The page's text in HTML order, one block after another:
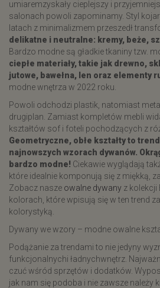
umiaremzyskały cieplejszy i
salonach powoli zapominamy. Styl
latach z minimalizmem przeszedł
delikatne i neutralne: kremy, beże,
Bardzo modne są gładkie tkaniny tzw.
ciepłe materiały, takie jak drewno,
jutowe, bawełna, len oraz elementy
modne wnętrza w 2022 roku.
Powoli odchodzi plastik, natomiast
drugiplan. Zamiast kompletów mebli
kształtów sof i foteli pochodzących z
Geometryczne, obłe kształty to
najnowszych wzorach dywanów.
bardzo modne! Ciekawie wyglądają
które idealnie komponują się z miękką,
Zobacz nasze owalne dywany z kolekcji
kolorach, które wpisują się w ten trend
kolorystyką.
​Dywany we wzory – modne owalne
Podążanie za trendami to nie jedyny
funkcjonalnychi ładnychwnętrz.
czuć wśród sprzętów i dodatków.
jak nam się podoba i nie zawsze należy